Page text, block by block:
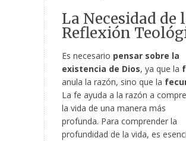
La Necesidad de
Reflexión
Es necesario pensar sobre la
existencia de Dios, ya que la
anula la razón, sino que la
La fe ayuda a la razón a
la vida de una manera más
profunda. Para comprender la
profundidad de la vida, es